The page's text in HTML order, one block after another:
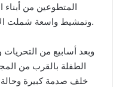
المتطوعين من
وتمشيط واسعة شملت الأودية والمسالك الوعرة المحيطة بالدوار.
وبعد أسابيع من
الطفلة بالقرب من
خلف صدمة كبيرة